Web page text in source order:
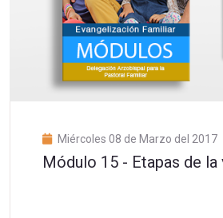
Miércoles 08 de Marzo del 2017
Módulo 15 - Etapas de